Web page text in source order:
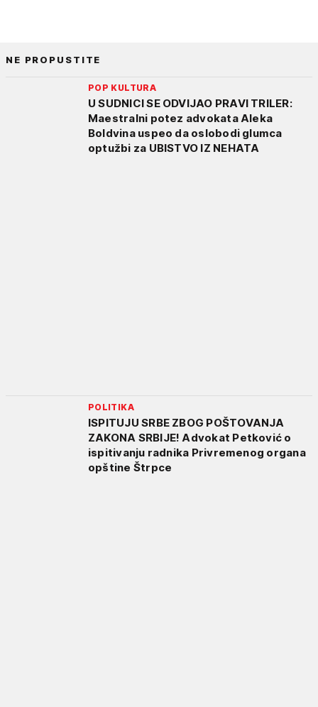
NE PROPUSTITE
POP KULTURA
U SUDNICI SE ODVIJAO PRAVI TRILER:
Maestralni potez advokata Aleka
Boldvina uspeo da oslobodi glumca
optužbi za UBISTVO IZ NEHATA
POLITIKA
ISPITUJU SRBE ZBOG POŠTOVANJA
ZAKONA SRBIJE! Advokat Petković o
ispitivanju radnika Privremenog organa
opštine Štrpce